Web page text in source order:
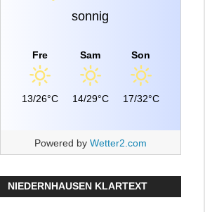
sonnig
Fre
13/26°C
Sam
14/29°C
Son
17/32°C
Powered by Wetter2.com
NIEDERNHAUSEN KLARTEXT